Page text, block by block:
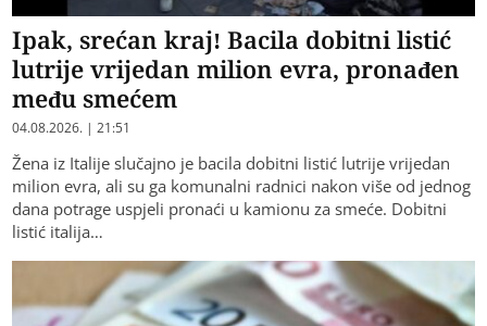
Ipak, srećan kraj! Bacila dobitni listić
lutrije vrijedan milion evra, pronađen
među smećem
04.08.2026. | 21:51
Žena iz Italije slučajno je bacila dobitni listić lutrije vrijedan
milion evra, ali su ga komunalni radnici nakon više od jednog
dana potrage uspjeli pronaći u kamionu za smeće. Dobitni
listić italija…